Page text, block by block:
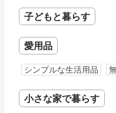
子どもと暮らす
愛用品
シンプルな生活用品
小さな家で暮らす